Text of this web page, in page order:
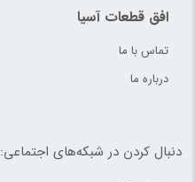
افق قطعات آسیا
تماس با ما
درباره ما
دنبال کردن در شبکه‌های اجتماعی: